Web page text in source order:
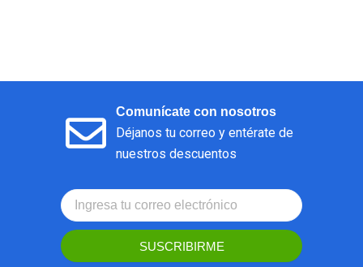
Comunícate con nosotros
Déjanos tu correo y entérate de
nuestros descuentos
SUSCRIBIRME